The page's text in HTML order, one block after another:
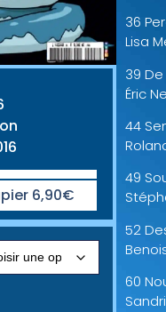
6,90€
36
Lisa
39
Éric
44
49
52
60